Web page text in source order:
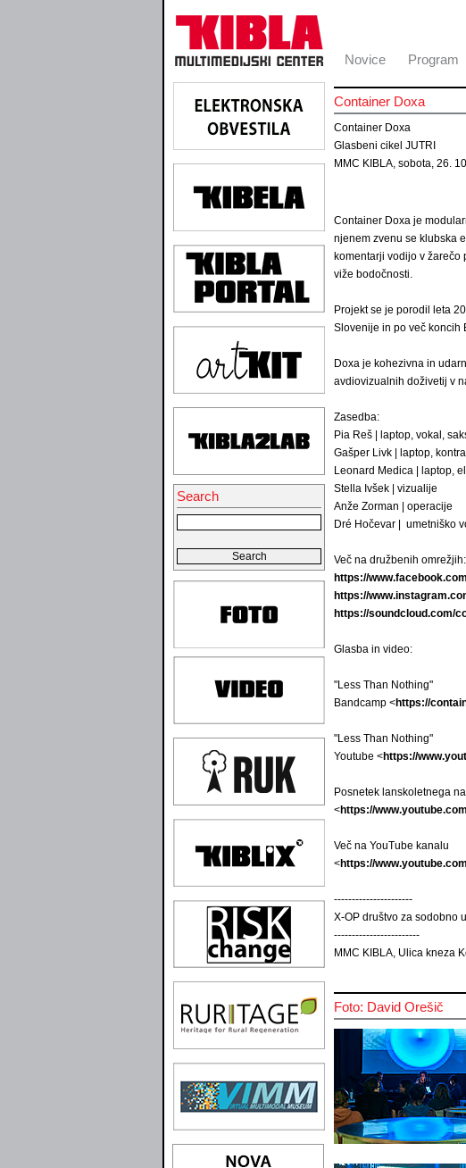
Novice Program
Search
Container Doxa
Container Doxa
Glasbeni cikel JUTRI
MMC KIBLA, sobota, 26.
Container Doxa je
njenem zvenu se klubska
komentarji vodijo v žarečo
viže bodočnosti.
Projekt se je porodil leta
Slovenije in po več koncih
Doxa je kohezivna in
avdiovizualnih doživetij v
Zasedba:
Pia Reš | laptop, vokal,
Gašper Livk | laptop,
Leonard Medica | laptop,
Stella Ivšek | vizualije
Anže Zorman | operacije
Dré Hočevar | umetniško
Več na družbenih omrežjih:
https://
https://
https://soundcloud.com/
Glasba in video:
"Less Than Nothing"
Bandcamp <https://
"Less Than Nothing"
Youtube <https://
Posnetek lanskoletnega
<https://
Več na YouTube kanalu
<https://
----------------------
X-OP društvo za sodobno
------------------------
MMC KIBLA, Ulica kneza
Foto: David Orešič